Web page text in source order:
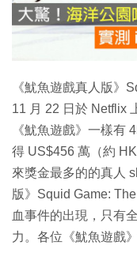
《魷魚遊戲真人版》
11 月 22 日於 Netflix
《魷魚遊戲》一樣有
得 US$456 萬（約
來獎金最多的的真人
版》Squid Game:
血事件的出現，只有
力。各位《魷魚遊戲